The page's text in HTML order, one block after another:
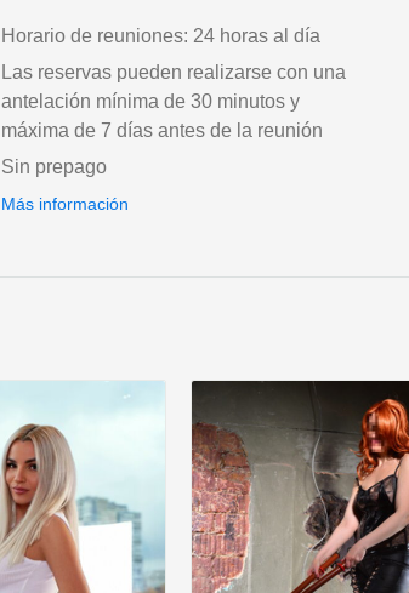
Horario de reuniones: 24 horas al día
Las reservas pueden realizarse con una
antelación mínima de 30 minutos y
máxima de 7 días antes de la reunión
Sin prepago
Más información